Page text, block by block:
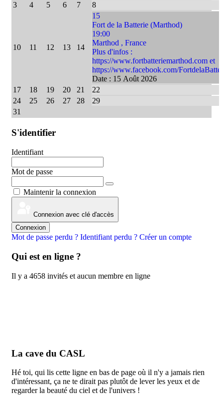
3
4 5 6 7 8
10 11 12 13 14
15
Fort de la Batterie (Marthod)
19:00
Marthod , France
Plus d'infos :
https://www.fortbatteriemarthod.com et
https://www.facebook.com/
Date : 15 Août 2026
17
18 19 20 21
22
24
25 26 27 28
29
31
S'identifier
Identifiant
Mot de passe
Afficher le mot de passe
Maintenir la connexion
Connexion avec clé d'accès
Connexion
Mot de passe perdu ? Identifiant perdu ? Créer un compte
Qui est en ligne ?
Il y a 4658 invités et aucun membre en ligne
La cave du CASL
Hé toi, qui lis cette ligne en bas de page où il n'y a jamais rien
d'intéressant, ça ne te dirait pas plutôt de lever les yeux et de
regarder la beauté du ciel et de l'univers !